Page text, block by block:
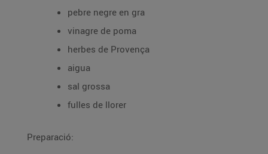
pebre negre en gra
vinagre de poma
herbes de Provença
aigua
sal grossa
fulles de llorer
Preparació: